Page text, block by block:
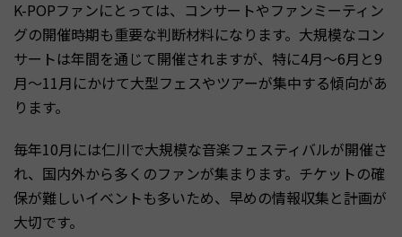
K-POPファンにとっては、コンサートやファンミーティン
グの開催時期も重要な判断材料になります。大規模なコン
サートは年間を通じて開催されますが、特に4月〜6月と9
月〜11月にかけて大型フェスやツアーが集中する傾向があ
ります。
毎年10月には仁川で大規模な音楽フェスティバルが開催さ
れ、国内外から多くのファンが集まります。チケットの確
保が難しいイベントも多いため、早めの情報収集と計画が
大切です。